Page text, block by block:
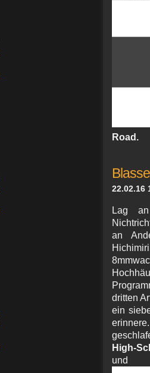
Road.
22.02.16
Lag
an
dritten
ein
High-
und